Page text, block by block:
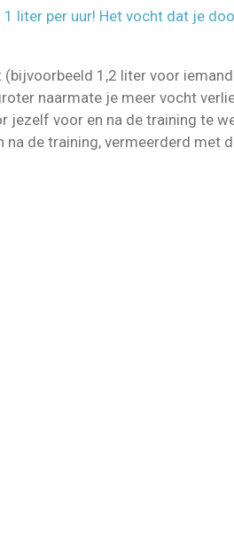
liter per uur! Het vocht dat je
1,2 liter voor
naarmate je meer vocht
voor en na de training te
de training, vermeerderd met